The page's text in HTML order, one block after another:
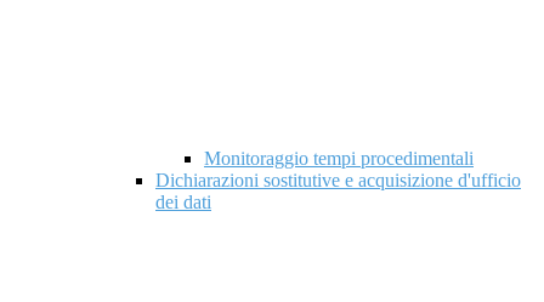
Monitoraggio tempi procedimentali
Dichiarazioni sostitutive e acquisizione d'ufficio
dei dati